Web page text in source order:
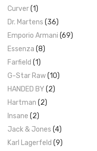
Curver(1)
Dr. Martens (36)
Emporio Armani (69)
Essenza (8)
Farfield (1)
G-Star Raw(10)
HANDED BY(2)
Hartman (2)
Insane (2)
Jack & Jones (4)
Karl Lagerfeld (9)